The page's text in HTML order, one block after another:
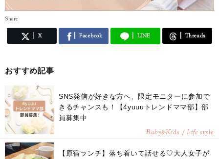
Share
X Facebook LINE Threads
おすすめ記事
SNS発信が好きな方へ、限定モニターに参加で
きるチャンスも！【4yuuuトレンドママ部】部
員募集中
Baby&Kids / Life style
【原宿ランチ】落ち着いて話せる♡大人女子が